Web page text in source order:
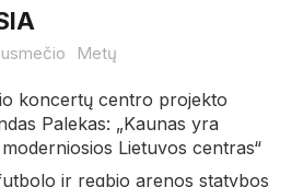
Metų
koncertų centro projekto
Palekas: „Kaunas yra
Lietuvos centras“
ir regbio arenos statybos